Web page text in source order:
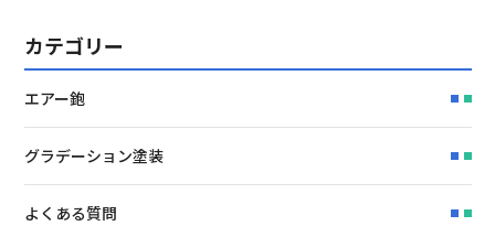
カテゴリー
エアー鉋
グラデーション塗装
よくある質問